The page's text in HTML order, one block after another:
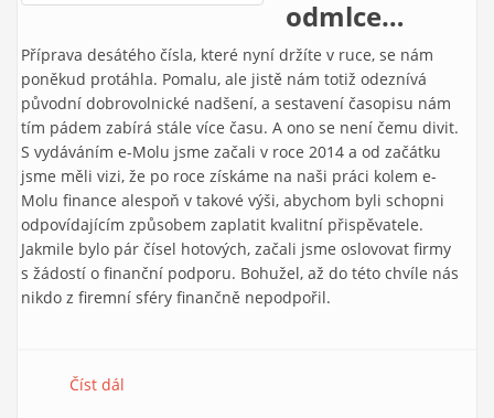
odmlce…
Příprava desátého čísla, které nyní držíte v ruce, se nám
poněkud protáhla. Pomalu, ale jistě nám totiž odeznívá
původní dobrovolnické nadšení, a sestavení časopisu nám
tím pádem zabírá stále více času. A ono se není čemu divit.
S vydáváním e-Molu jsme začali v roce 2014 a od začátku
jsme měli vizi, že po roce získáme na naši práci kolem e-
Molu finance alespoň v takové výši, abychom byli schopni
odpovídajícím způsobem zaplatit kvalitní přispěvatele.
Jakmile bylo pár čísel hotových, začali jsme oslovovat firmy
s žádostí o finanční podporu. Bohužel, až do této chvíle nás
nikdo z firemní sféry finančně nepodpořil.
Číst dál